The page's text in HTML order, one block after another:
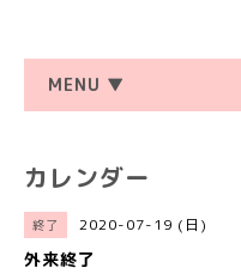
MENU ▼
カレンダー
終了 2020-07-19 (日)
外来終了